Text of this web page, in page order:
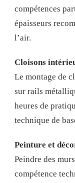
compétences
épaisseurs
l’air.
Cloisons
Le montage de
sur rails
heures de
technique de
Peinture et
Peindre des
compétence